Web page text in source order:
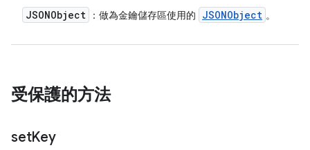
JSONObject ：做為金鑰儲存區使用的 JSONObject 。
受保護的方法
setKey